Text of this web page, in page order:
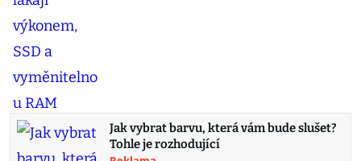
Jak vybrat barvu, která vám bude slušet?
Tohle je rozhodující